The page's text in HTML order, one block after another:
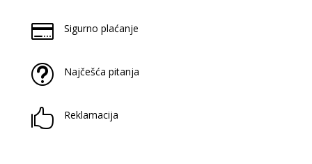
 Sigurno plaćanje
t Najčešća pitanja
 Reklamacija